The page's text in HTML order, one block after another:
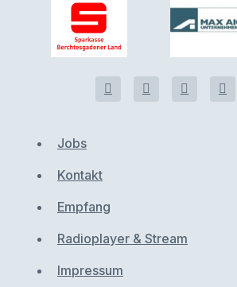
Jobs
Kontakt
Empfang
Radioplayer & Stream
Impressum